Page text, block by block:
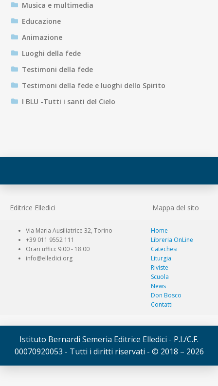
Musica e multimedia
Educazione
Animazione
Luoghi della fede
Testimoni della fede
Testimoni della fede e luoghi dello Spirito
I BLU -Tutti i santi del Cielo
Editrice Elledici Mappa del sito
Via Maria Ausiliatrice 32, Torino
+39 011 9552 111
Orari uffici: 9.00 - 18:00
info@elledici.org
Home
Libreria OnLine
Catechesi
Liturgia
Riviste
Scuola
News
Don Bosco
Contatti
Istituto Bernardi Semeria Editrice Elledici - P.I./C.F.
00070920053 - Tutti i diritti riservati - © 2018 – 2026